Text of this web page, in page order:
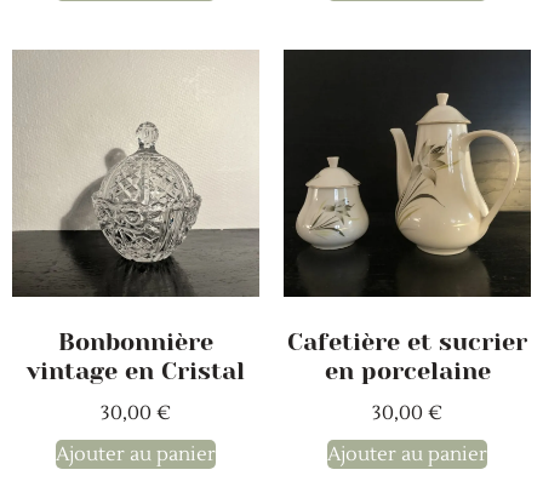
Bonbonnière
vintage en Cristal
30,00 €
Ajouter au panier
Cafetière et sucrier
en porcelaine
30,00 €
Ajouter au panier